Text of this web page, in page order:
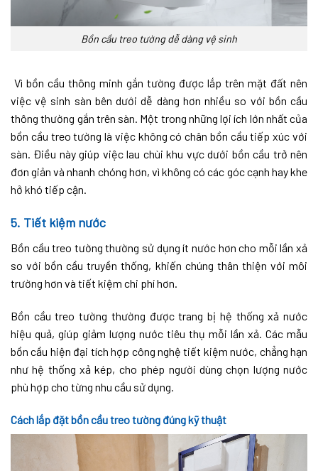
Bồn cầu treo tường dễ dàng vệ sinh
Vì bồn cầu thông minh gắn tường được lắp trên mặt đất nên
việc vệ sinh sàn bên dưới dễ dàng hơn nhiều so với bồn cầu
thông thường gắn trên sàn. Một trong những lợi ích lớn nhất của
bồn cầu treo tường là việc không có chân bồn cầu tiếp xúc với
sàn. Điều này giúp việc lau chùi khu vực dưới bồn cầu trở nên
đơn giản và nhanh chóng hơn, vì không có các góc cạnh hay khe
hở khó tiếp cận.
5. Tiết kiệm nước
Bồn cầu treo tường thường sử dụng ít nước hơn cho mỗi lần xả
so với bồn cầu truyền thống, khiến chúng thân thiện với môi
trường hơn và tiết kiệm chi phí hơn.
Bồn cầu treo tường thường được trang bị hệ thống xả nước
hiệu quả, giúp giảm lượng nước tiêu thụ mỗi lần xả. Các mẫu
bồn cầu hiện đại tích hợp công nghệ tiết kiệm nước, chẳng hạn
như hệ thống xả kép, cho phép người dùng chọn lượng nước
phù hợp cho từng nhu cầu sử dụng.
Cách lắp đặt bồn cầu treo tường đúng kỹ thuật